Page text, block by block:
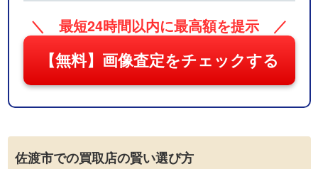
＼ 最短24時間以内に最高額を提示 ／
【無料】画像査定をチェックする
佐渡市での買取店の賢い選び方